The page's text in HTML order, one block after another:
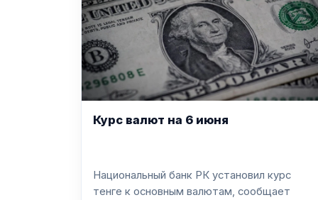
Курс валют на 6 июня
Национальный банк РК установил курс
тенге к основным валютам, сообщает